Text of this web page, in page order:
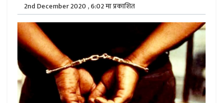
2nd December 2020 , 6:02 मा प्रकाशित